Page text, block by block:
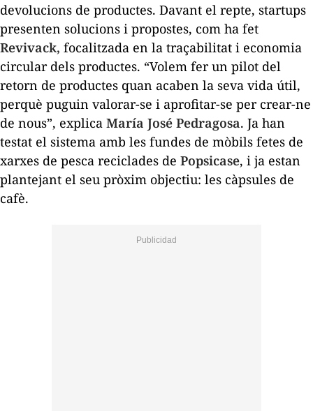
devolucions de productes. Davant el repte, startups
presenten solucions i propostes, com ha fet
Revivack, focalitzada en la traçabilitat i economia
circular dels productes. “Volem fer un pilot del
retorn de productes quan acaben la seva vida útil,
perquè puguin valorar-se i aprofitar-se per crear-ne
de nous”, explica María José Pedragosa. Ja han
testat el sistema amb les fundes de mòbils fetes de
xarxes de pesca reciclades de Popsicase, i ja estan
plantejant el seu pròxim objectiu: les càpsules de
cafè.